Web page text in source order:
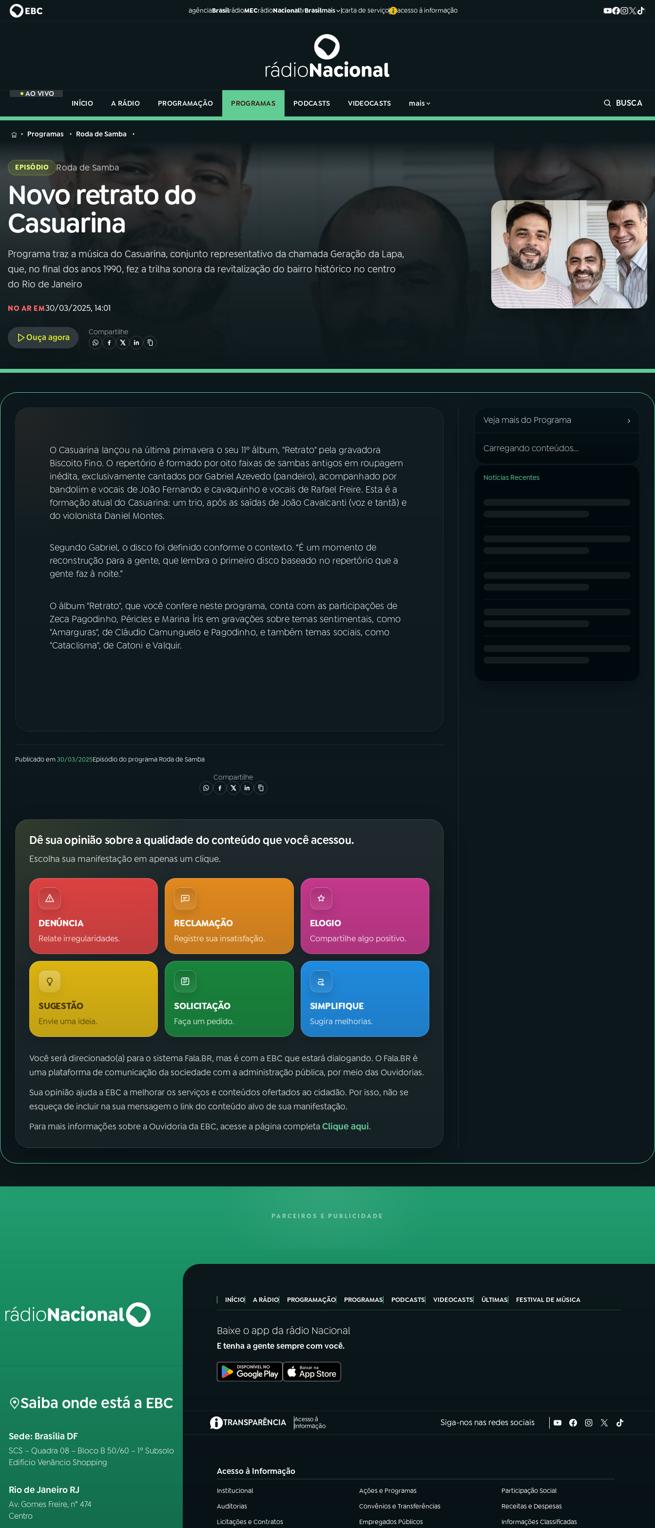
agênciaBrasilrádioMECrádioNacionaltvBrasilmais carta de serviço acesso à informação
AO VIVO
INÍCIO
A RÁDIO PROGRAMAÇÃO PROGRAMAS PODCASTS VIDEOCASTS mais BUSCA
MENU
Buscar
na
Rádio
Nacional
AO VIVO
03PROGRAMAÇÃO
04PROGRAMAS
05PODCASTS
FESTIVAL DE MÚSICA
ACOMPANHE A RÁDIO NACIONAL
Instagram
na
Rádio
Programas Roda de Samba
EPISÓDIO Roda de Samba
Novo retrato do
Casuarina
Programa traz a música do Casuarina, conjunto representativo da chamada Geração da Lapa,
que, no final dos anos 1990, fez a trilha sonora da revitalização do bairro histórico no centro
do Rio de Janeiro
NO AR EM30/03/2025, 14:01
Ouça agora
Compartilhe
O Casuarina lançou na última primavera o seu 11º álbum, "Retrato" pela gravadora
Biscoito Fino. O repertório é formado por oito faixas de sambas antigos em roupagem
inédita, exclusivamente cantados por Gabriel Azevedo (pandeiro), acompanhado por
bandolim e vocais de João Fernando e cavaquinho e vocais de Rafael Freire. Esta é a
formação atual do Casuarina: um trio, após as saídas de João Cavalcanti (voz e tantã) e
do violonista Daniel Montes.
Segundo Gabriel, o disco foi definido conforme o contexto. “É um momento de
reconstrução para a gente, que lembra o primeiro disco baseado no repertório que a
gente faz à noite.”
O álbum "Retrato", que você confere neste programa, conta com as participações de
Zeca Pagodinho, Péricles e Marina Íris em gravações sobre temas sentimentais, como
"Amarguras", de Cláudio Camunguelo e Pagodinho, e também temas sociais, como
"Cataclisma", de Catoni e Valquir.
Publicado em30/03/2025Episódiodo programa Roda de Samba
Compartilhe
Dê sua opinião sobre a qualidade do conteúdo que você acessou.
Escolha sua manifestação em apenas um clique.
DENÚNCIA
Relate irregularidades.
RECLAMAÇÃO
Registre sua insatisfação.
ELOGIO
Compartilhe algo positivo.
SUGESTÃO
Envie uma ideia.
SOLICITAÇÃO
Faça um pedido.
SIMPLIFIQUE
Sugira melhorias.
Você será direcionado(a) para o sistema Fala.BR, mas é com a EBC que estará dialogando. O Fala.BR é
uma plataforma de comunicação da sociedade com a administração pública, por meio das Ouvidorias.
Sua opinião ajuda a EBC a melhorar os serviços e conteúdos ofertados ao cidadão. Por isso, não se
esqueça de incluir na sua mensagem o link do conteúdo alvo de sua manifestação.
Para mais informações sobre a Ouvidoria da EBC, acesse a página completaClique aqui.
Veja mais do Programa ›
Carregando conteúdos...
Notícias Recentes
PARCEIROS E PUBLICIDADE
Saiba onde está a EBC
Sede: Brasília DF
SCS – Quadra 08 – Bloco B 50/60 – 1º Subsolo
Edifício Venâncio Shopping
Rio de Janeiro RJ
Av. Gomes Freire, n° 474
Centro
INÍCIO A RÁDIO PROGRAMAÇÃO PROGRAMAS PODCASTS VIDEOCASTS ÚLTIMAS FESTIVAL DE MÚSICA
Baixe o app da rádio Nacional
E tenha a gente sempre com você.
TRANSPARÊNCIA
Acesso à
Informação
(abre em nova aba) Siga-nos nas redes sociais
Acesso à Informação
Institucional
(abre em nova aba) Ações e Programas
(abre em nova aba) Participação Social
(abre em nova aba)
Auditorias
(abre em nova aba) Convênios e Transferências
(abre em nova aba) Receitas e Despesas
(abre em nova aba)
Licitações e Contratos
(abre em nova aba) Empregados Públicos
(abre em nova aba) Informações Classificadas
(abre em nova aba)